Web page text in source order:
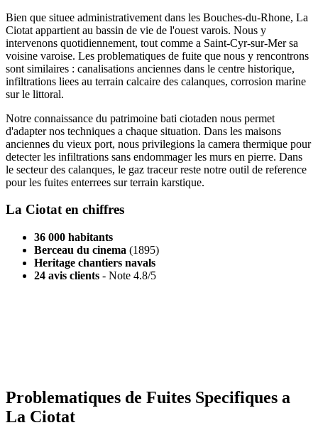
Bien que situee administrativement dans les Bouches-du-Rhone, La
Ciotat appartient au bassin de vie de l'ouest varois. Nous y
intervenons quotidiennement, tout comme a Saint-Cyr-sur-Mer sa
voisine varoise. Les problematiques de fuite que nous y rencontrons
sont similaires : canalisations anciennes dans le centre historique,
infiltrations liees au terrain calcaire des calanques, corrosion marine
sur le littoral.
Notre connaissance du patrimoine bati ciotaden nous permet
d'adapter nos techniques a chaque situation. Dans les maisons
anciennes du vieux port, nous privilegions la camera thermique pour
detecter les infiltrations sans endommager les murs en pierre. Dans
le secteur des calanques, le gaz traceur reste notre outil de reference
pour les fuites enterrees sur terrain karstique.
La Ciotat en chiffres
36 000 habitants
Berceau du cinema (1895)
Heritage chantiers navals
24 avis clients - Note 4.8/5
Problematiques de Fuites Specifiques a
La Ciotat